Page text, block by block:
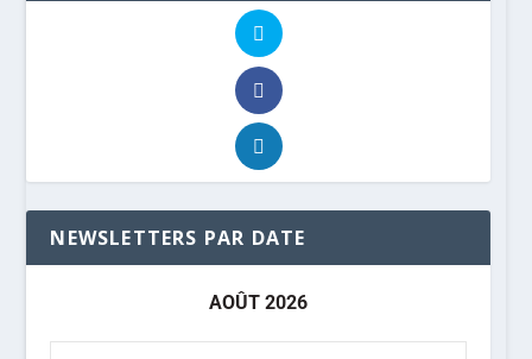
NEWSLETTERS PAR DATE
AOÛT 2026